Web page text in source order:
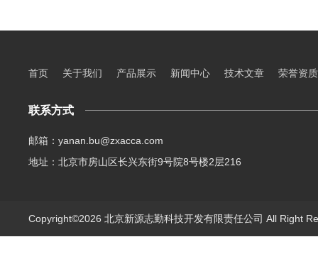
首页 关于我们 产品展示 新闻中心 技术文章 荣誉资质
联系方式
邮箱：yanan.bu@zxacca.com
地址：北京市房山区长兴东街9号院8号楼2层216
Copyright©2026 北京新源志勤科技开发有限责任公司 All Right